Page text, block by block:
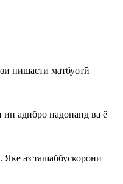
нишасти матбуотӣ
адибро надонанд ва ё
аз ташаббускорони